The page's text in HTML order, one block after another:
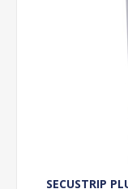
SECUSTRIP